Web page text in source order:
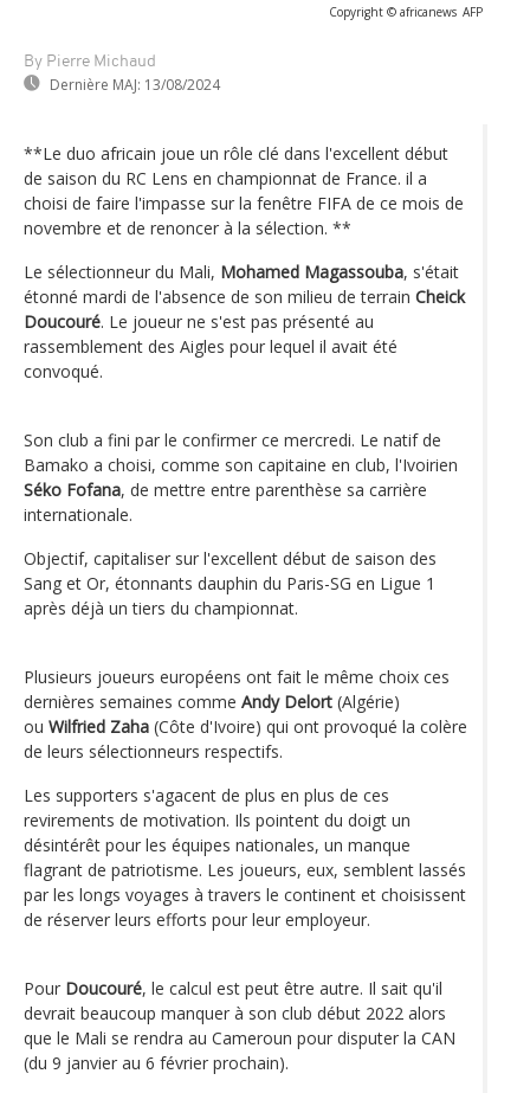
Copyright © africanews AFP
By Pierre Michaud
Dernière MAJ: 13/08/2024
**Le duo africain joue un rôle clé dans l'excellent début
de saison du RC Lens en championnat de France. il a
choisi de faire l'impasse sur la fenêtre FIFA de ce mois de
novembre et de renoncer à la sélection. **
Le sélectionneur du Mali, Mohamed Magassouba, s'était
étonné mardi de l'absence de son milieu de terrain Cheick
Doucouré. Le joueur ne s'est pas présenté au
rassemblement des Aigles pour lequel il avait été
convoqué.
Son club a fini par le confirmer ce mercredi. Le natif de
Bamako a choisi, comme son capitaine en club, l'Ivoirien
Séko Fofana, de mettre entre parenthèse sa carrière
internationale.
Objectif, capitaliser sur l'excellent début de saison des
Sang et Or, étonnants dauphin du Paris-SG en Ligue 1
après déjà un tiers du championnat.
Plusieurs joueurs européens ont fait le même choix ces
dernières semaines comme Andy Delort (Algérie)
ou Wilfried Zaha (Côte d'Ivoire) qui ont provoqué la colère
de leurs sélectionneurs respectifs.
Les supporters s'agacent de plus en plus de ces
revirements de motivation. Ils pointent du doigt un
désintérêt pour les équipes nationales, un manque
flagrant de patriotisme. Les joueurs, eux, semblent lassés
par les longs voyages à travers le continent et choisissent
de réserver leurs efforts pour leur employeur.
Pour Doucouré, le calcul est peut être autre. Il sait qu'il
devrait beaucoup manquer à son club début 2022 alors
que le Mali se rendra au Cameroun pour disputer la CAN
(du 9 janvier au 6 février prochain).